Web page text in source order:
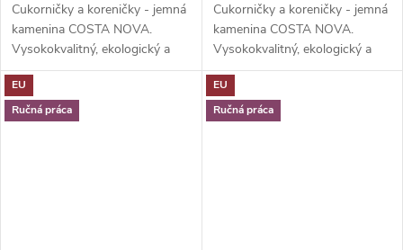
Cukorničky a koreničky - jemná
kamenina COSTA NOVA.
Vysokokvalitný, ekologický a
elegantný riad na dochucovanie
a servírovanie jedál.
Vysokokvalitné, odolné a ľahko
Cukorničky a koreničky - jemná
kamenina COSTA NOVA.
Vysokokvalitný, ekologický a
elegantný riad na dochucovanie
a servírovanie jedál.
Vysokokvalitné, odolné a ľahko
EU
Ručná práca
EU
Ručná práca